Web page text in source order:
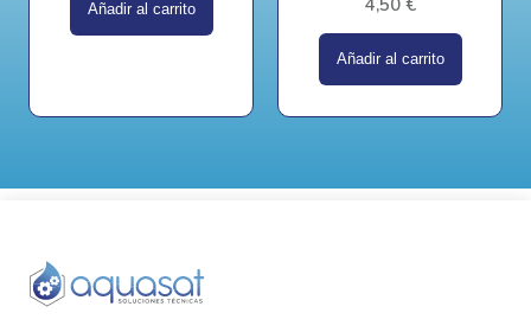
Añadir al carrito 4,50 €
Añadir al carrito